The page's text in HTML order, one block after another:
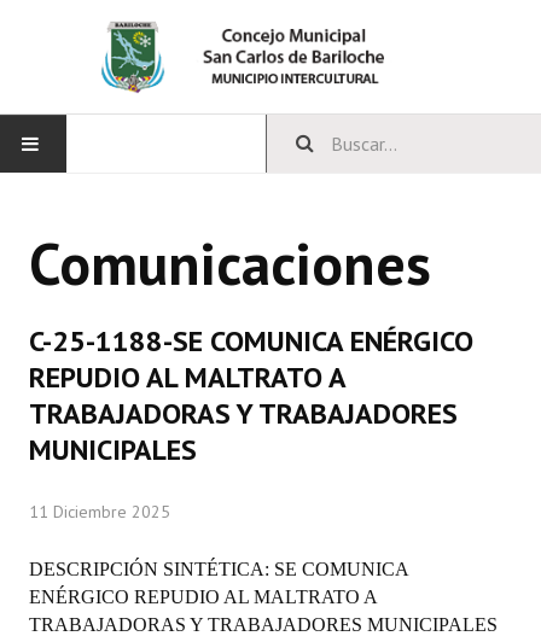
CONCEJO
Integrantes del Concejo
Comisiones Permanentes
Comisiones Especiales
Concejales Mandato Cumplido
Programas
LEGISLACIÓN
Comunicaciones
C-25-1188-SE COMUNICA ENÉRGICO
REPUDIO AL MALTRATO A
TRABAJADORAS Y TRABAJADORES
MUNICIPALES
11 Diciembre 2025
DESCRIPCIÓN SINTÉTICA: SE COMUNICA
ENÉRGICO REPUDIO AL MALTRATO A
TRABAJADORAS Y TRABAJADORES MUNICIPALES